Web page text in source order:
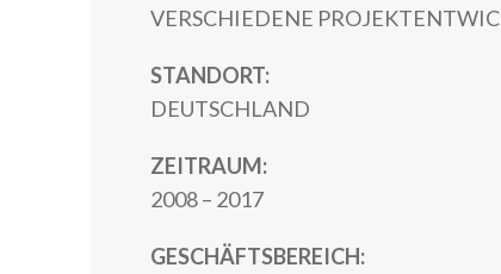
VERSCHIEDENE
STANDORT:
DEUTSCHLAND
ZEITRAUM:
2008 – 2017
GESCHÄFTSBEREICH: